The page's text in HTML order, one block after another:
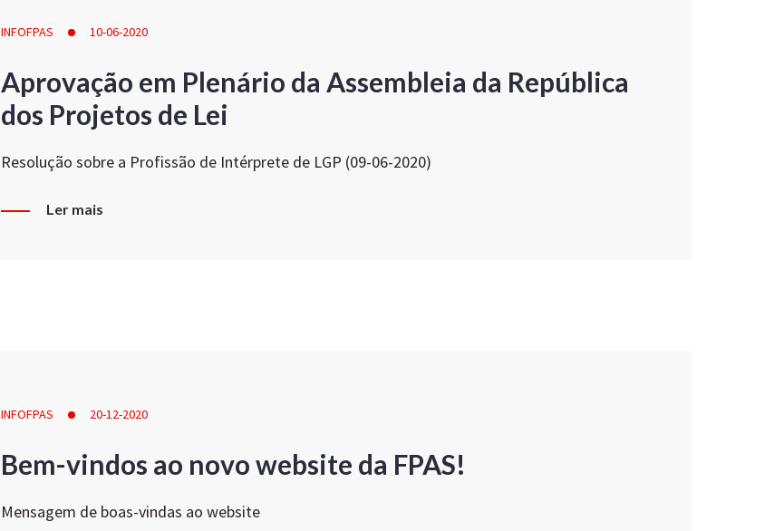
INFOFPAS 10-06-2020
Aprovação em Plenário da Assembleia da República
dos Projetos de Lei
Resolução sobre a Profissão de Intérprete de LGP (09-06-2020)
Ler mais
INFOFPAS 20-12-2020
Bem-vindos ao novo website da FPAS!
Mensagem de boas-vindas ao website